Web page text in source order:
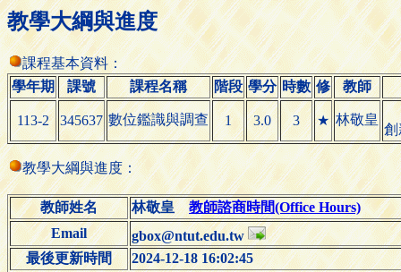
教學大綱與進度
課程基本資料：
學年期
課號 課程名稱 階段 學分 時數 修 教師
113-2 345637 數位鑑識與調查 1 3.0 3 ★ 林敬皇
創
教學大綱與進度：
教師姓名 林敬皇教師諮商時間(Office Hours)
Email
gbox@ntut.edu.tw
最後更新時間
2024-12-18 16:02:45